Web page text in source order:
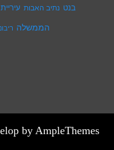
בנט נתיב האבות
הממשלה
by AmpleThemes